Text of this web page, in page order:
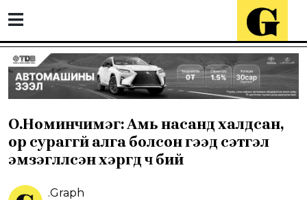
О.Номинчимэг: Амь насанд халдсан,
ор сураггүй алга болсон гээд сэтгэл
эмзэглүүлсэн хэргүүд ч бий
.Graph